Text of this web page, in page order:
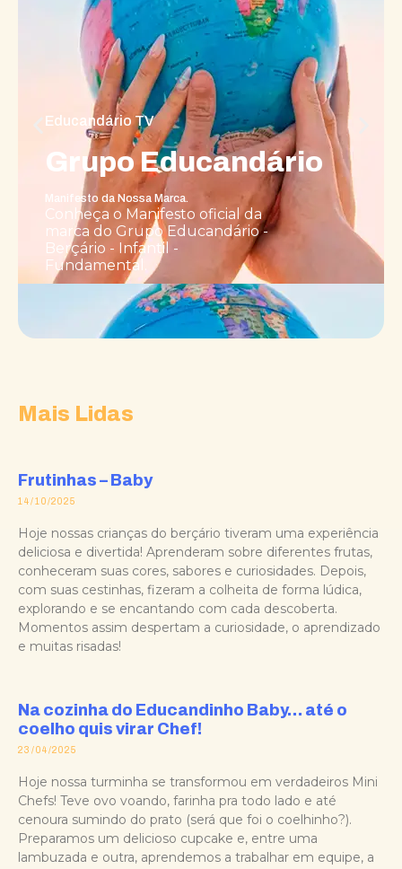
Educandário TV
Grupo Educandário
Manifesto da Nossa Marca.
Conheça o Manifesto oficial da
marca do Grupo Educandário -
Berçário - Infantil -
Fundamental.
Mais Lidas
Frutinhas – Baby
14/10/2025
Hoje nossas crianças do berçário tiveram uma experiência
deliciosa e divertida! Aprenderam sobre diferentes frutas,
conheceram suas cores, sabores e curiosidades. Depois,
com suas cestinhas, fizeram a colheita de forma lúdica,
explorando e se encantando com cada descoberta.
Momentos assim despertam a curiosidade, o aprendizado
e muitas risadas!
Na cozinha do Educandinho Baby… até o
coelho quis virar Chef!
23/04/2025
Hoje nossa turminha se transformou em verdadeiros Mini
Chefs! Teve ovo voando, farinha pra todo lado e até
cenoura sumindo do prato (será que foi o coelhinho?).
Preparamos um delicioso cupcake e, entre uma
lambuzada e outra, aprendemos a trabalhar em equipe, a